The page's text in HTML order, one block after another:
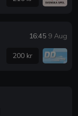
16:45 9 Aug
200 kr